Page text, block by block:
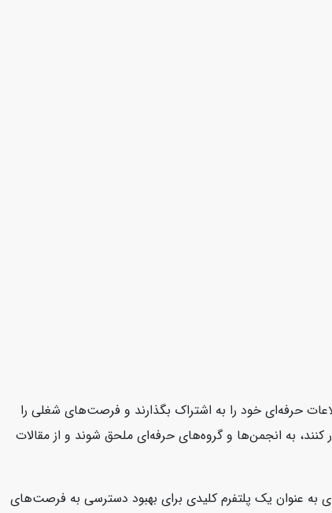
حرفه‌ای خود را به اشتراک بگذارند و فرصت‌های شغلی را
کنند، به انجمن‌ها و گروه‌های حرفه‌ای ملحق شوند و از مقالات
به عنوان یک پلتفرم کلیدی برای بهبود دسترسی به فرصت‌های